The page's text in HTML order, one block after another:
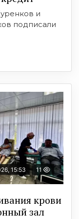
и
подписали
15:53 11
крови
зал